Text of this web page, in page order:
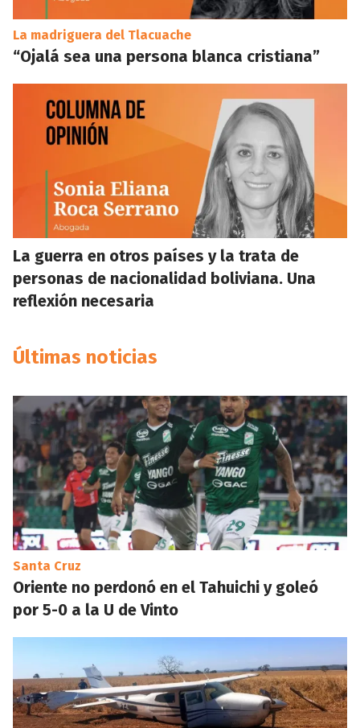
La madriguera del Tlacuache
“Ojalá sea una persona blanca cristiana”
La guerra en otros países y la trata de
personas de nacionalidad boliviana. Una
reflexión necesaria
Últimas noticias
Santa Cruz
Oriente no perdonó en el Tahuichi y goleó
por 5-0 a la U de Vinto